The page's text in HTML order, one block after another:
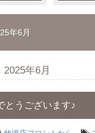
年6月
年6月
とうございます♪